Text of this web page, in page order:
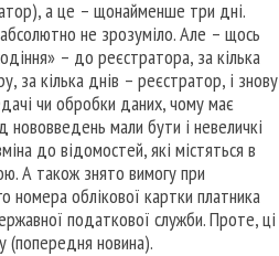
а це – щонайменше три дні.
не зрозуміло. Але – щось
– до реєстратора, за кілька
за кілька днів – реєстратор, і знову
чи обробки даних, чому має
мали бути і невеличкі
до відомостей, які містяться в
А також знято вимогу при
номера облікової картки платника
податкової служби. Проте, ці
(попередня новина).